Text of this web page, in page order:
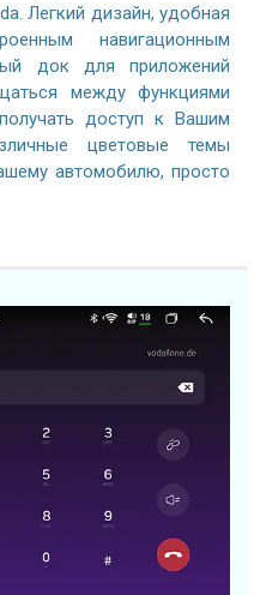
Легкий дизайн, удобная
навигационным
док для приложений
между функциями
доступ к Вашим
цветовые темы
автомобилю, просто